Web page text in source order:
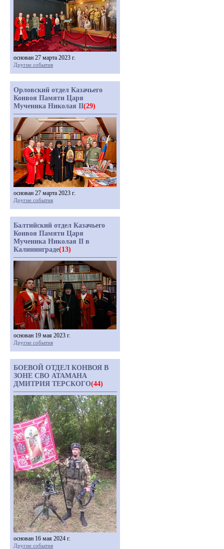
основан 27 марта 2023 г.
Другие события
Орловский отдел Казачьего
Конвоя Памяти Царя
Мученика Николая II(29)
основан 27 марта 2023 г.
Другие события
Балтийский отдел Казачьего
Конвоя Памяти Царя
Мученика Николая II в
Калининграде(13)
основан 19 мая 2023 г.
Другие события
БОЕВОЙ ОТДЕЛ КОНВОЯ В
ЗОНЕ СВО АТАМАНА
ДМИТРИЯ ТЕРСКОГО(44)
основан 16 мая 2024 г.
Другие события